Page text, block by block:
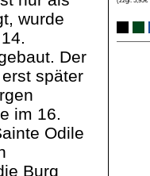
wurde
Der
später
im 16.
Odile
Burg